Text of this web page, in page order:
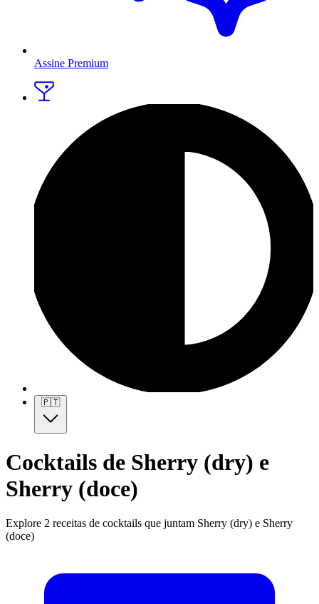
Assine Premium
🇵🇹
Cocktails de Sherry (dry) e
Sherry (doce)
Explore 2 receitas de cocktails que juntam Sherry (dry) e Sherry
(doce)